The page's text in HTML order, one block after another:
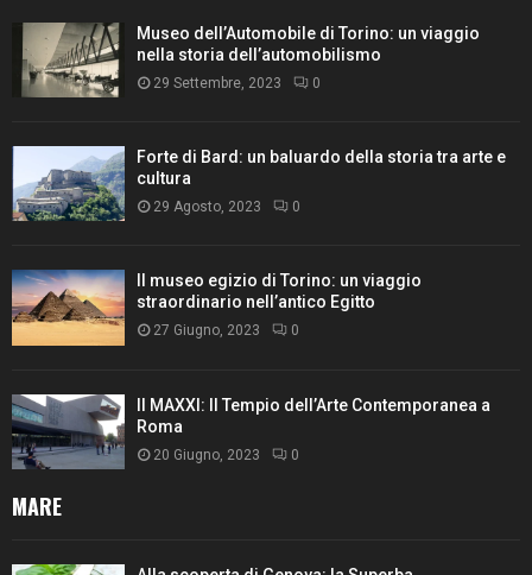
Museo dell’Automobile di Torino: un viaggio
nella storia dell’automobilismo
29 Settembre, 2023 0
Forte di Bard: un baluardo della storia tra arte e
cultura
29 Agosto, 2023 0
Il museo egizio di Torino: un viaggio
straordinario nell’antico Egitto
27 Giugno, 2023 0
Il MAXXI: Il Tempio dell’Arte Contemporanea a
Roma
20 Giugno, 2023 0
MARE